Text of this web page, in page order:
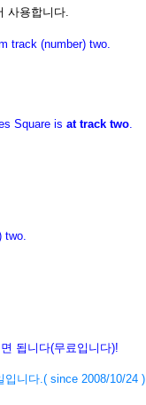
사용합니다.
track (number) two.
Square is at track two
됩니다(무료입니다)!
입니다 .( since 2008/10/24 )